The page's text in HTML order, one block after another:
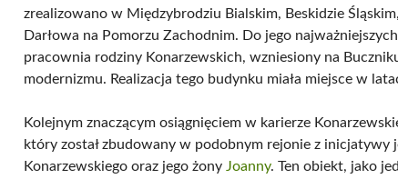
zrealizowano w Międzybrodziu Bialskim, Beskidzie
Darłowa na Pomorzu Zachodnim. Do jego
pracownia rodziny Konarzewskich, wzniesiony na
modernizmu. Realizacja tego budynku miała miejsce w
Kolejnym znaczącym osiągnięciem w karierze
który został zbudowany w podobnym rejonie z inicjatywy
Konarzewskiego oraz jego żony Joanny. Ten obiekt, jako